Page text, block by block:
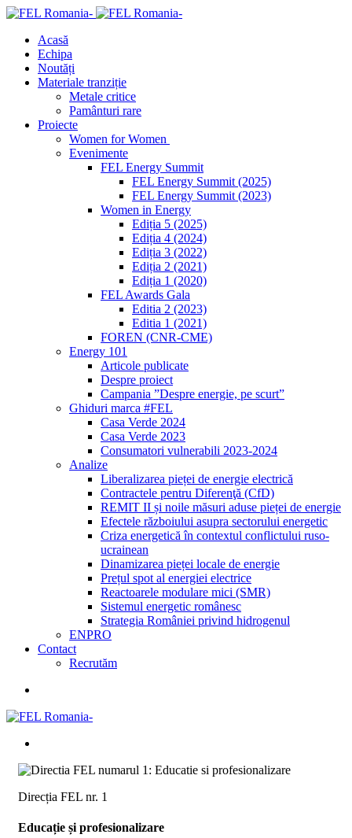
Acasă
Echipa
Noutăți
Materiale tranziție
Metale critice
Pamânturi rare
Proiecte
Women for Women
Evenimente
FEL Energy Summit
FEL Energy Summit (2025)
FEL Energy Summit (2023)
Women in Energy
Ediția 5 (2025)
Ediția 4 (2024)
Ediția 3 (2022)
Ediția 2 (2021)
Ediția 1 (2020)
FEL Awards Gala
Editia 2 (2023)
Editia 1 (2021)
FOREN (CNR-CME)
Energy 101
Articole publicate
Despre proiect
Campania ”Despre energie, pe scurt”
Ghiduri marca #FEL
Casa Verde 2024
Casa Verde 2023
Consumatori vulnerabili 2023-2024
Analize
Liberalizarea pieței de energie electrică
Contractele pentru Diferenţă (CfD)
REMIT II și noile măsuri aduse pieței de energie
Efectele războiului asupra sectorului energetic
Criza energetică în contextul conflictului ruso-
ucrainean
Dinamizarea pieței locale de energie
Prețul spot al energiei electrice
Reactoarele modulare mici (SMR)
Sistemul energetic românesc
Strategia României privind hidrogenul
ENPRO
Contact
Recrutăm
Direcția FEL nr. 1
Educație și profesionalizare